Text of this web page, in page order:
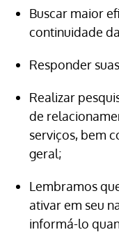
Buscar maior
continuidade
Responder
Realizar
de
serviços, bem
geral;
Lembramos
ativar em seu
informá-lo